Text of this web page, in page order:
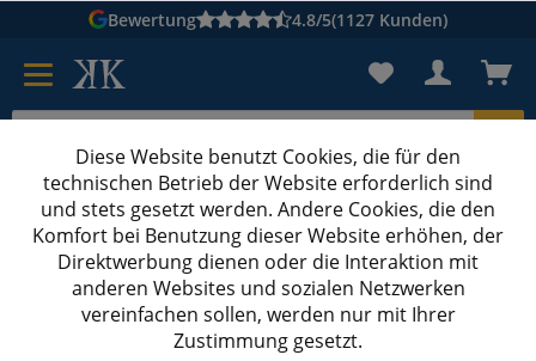
Bewertung 4.8/5(1127 Kunden)
Karton suchen
Kartons bedruckenKartons nach Maß
Vollsichtreiter
Falken Vollsichtreiter Beschriftungsschilder
Diese Website benutzt Cookies, die für den
technischen Betrieb der Website erforderlich sind
und stets gesetzt werden. Andere Cookies, die den
Komfort bei Benutzung dieser Website erhöhen, der
Direktwerbung dienen oder die Interaktion mit
anderen Websites und sozialen Netzwerken
vereinfachen sollen, werden nur mit Ihrer
Zustimmung gesetzt.